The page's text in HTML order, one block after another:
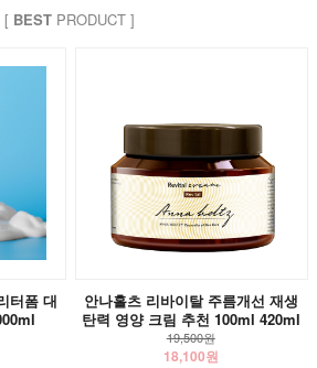
[ BEST PRODUCT ]
터폼 대
안나홀츠 리바이탈 주름개선 재생
탄력 영양 크림 추천 100ml 420ml
19,500원
18,100원